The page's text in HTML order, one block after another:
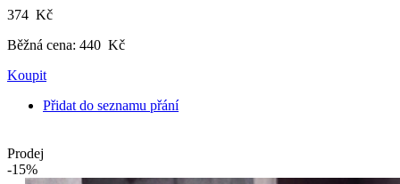
374 Kč
Běžná cena: 440 Kč
Koupit
Přidat do seznamu přání
Prodej
-15%